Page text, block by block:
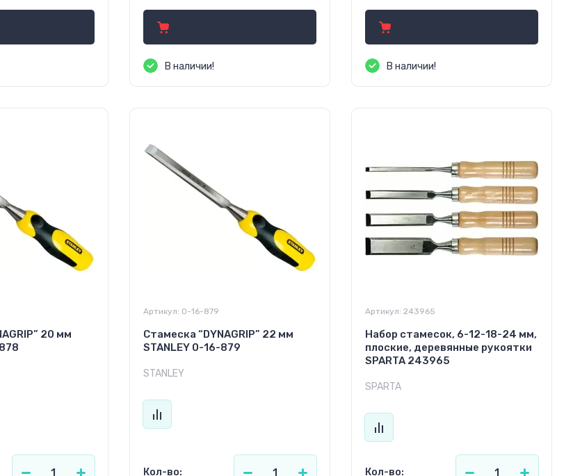
В наличии! В наличии!
20 мм
Артикул: 0-16-879
Стамеска “DYNAGRIP” 22 мм
STANLEY 0-16-879
STANLEY
Кол-во:
Артикул: 243965
Набор стамесок, 6-12-18-24 мм,
плоские, деревянные рукоятки
SPARTA 243965
SPARTA
Кол-во: